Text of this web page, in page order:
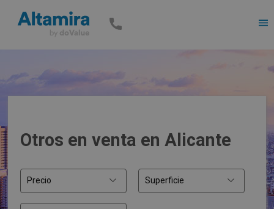
Otros en venta en Alicante
Precio Superficie